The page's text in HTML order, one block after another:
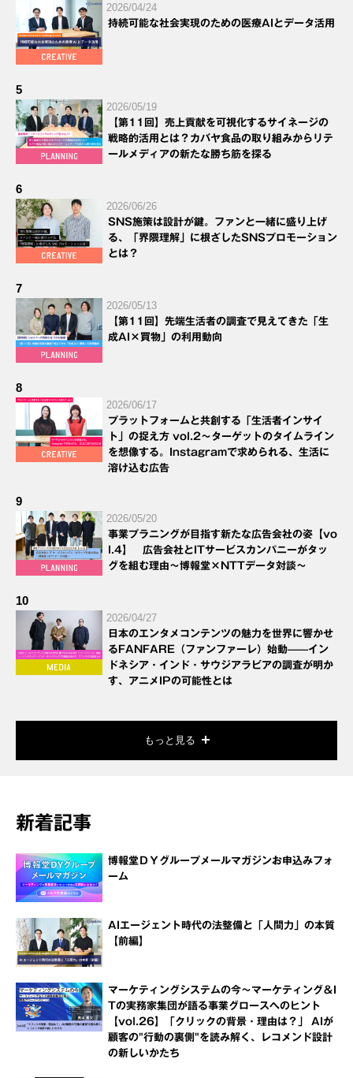
2026/04/24
持続可能な社会実現のための医療AIとデータ活用
5
2026/05/19
【第11回】売上貢献を可視化するサイネージの
戦略的活用とは？カバヤ食品の取り組みからリテ
ールメディアの新たな勝ち筋を探る
6
2026/06/26
SNS施策は設計が鍵。ファンと一緒に盛り上げ
る、「界隈理解」に根ざしたSNSプロモーション
とは？
7
2026/05/13
【第11回】先端生活者の調査で見えてきた「生
成AI×買物」の利用動向
8
2026/06/17
プラットフォームと共創する「生活者インサイ
ト」の捉え方 vol.2～ターゲットのタイムライン
を想像する。Instagramで求められる、生活に
溶け込む広告
9
2026/05/20
事業プラニングが目指す新たな広告会社の姿【vo
l.4】 広告会社とITサービスカンパニーがタッ
グを組む理由～博報堂×NTTデータ対談～
10
2026/04/27
日本のエンタメコンテンツの魅力を世界に響かせ
るFANFARE（ファンファーレ）始動——イン
ドネシア・インド・サウジアラビアの調査が明か
す、アニメIPの可能性とは
もっと見る
新着記事
博報堂ＤＹグループメールマガジンお申込みフォ
ーム
AIエージェント時代の法整備と「人間力」の本質
【前編】
マーケティングシステムの今～マーケティング＆I
Tの実務家集団が語る事業グロースへのヒント
【vol.26】「クリックの背景・理由は？」 AIが
顧客の"行動の裏側"を読み解く、レコメンド設計
の新しいかたち